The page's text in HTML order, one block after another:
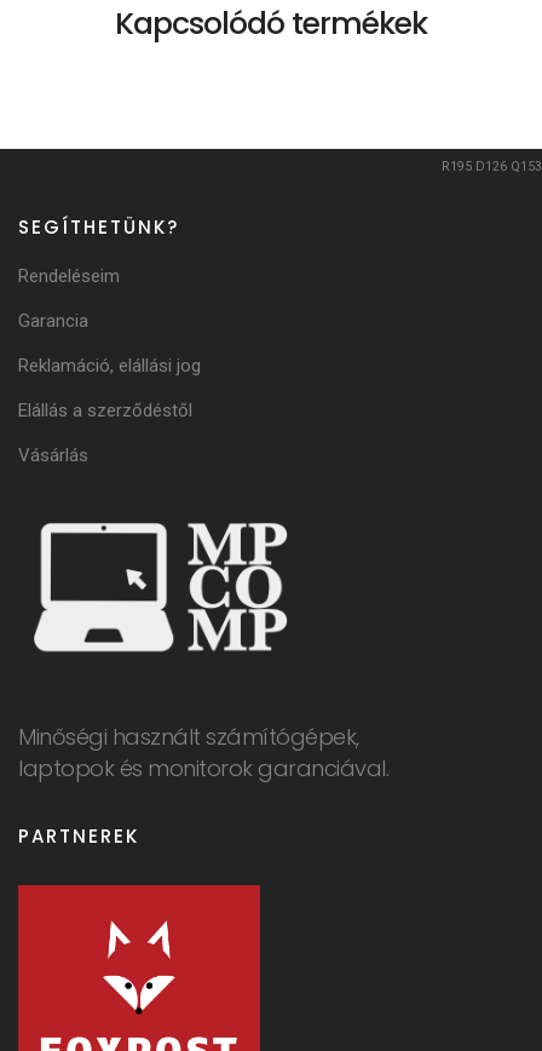
Kapcsolódó termékek
R195 D126 Q153
Minőségi használt számítógépek,
laptopok és monitorok garanciával.
SEGÍTHETÜNK?
Rendeléseim
Garancia
Reklamáció, elállási jog
Elállás a szerződéstől
Vásárlás
PARTNEREK